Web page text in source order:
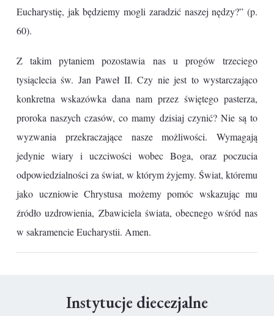
Eucharystię, jak będziemy mogli zaradzić naszej nędzy?” (p.
60).
Z takim pytaniem pozostawia nas u progów trzeciego
tysiąclecia św. Jan Paweł II. Czy nie jest to wystarczająco
konkretna wskazówka dana nam przez świętego pasterza,
proroka naszych czasów, co mamy dzisiaj czynić? Nie są to
wyzwania przekraczające nasze możliwości. Wymagają
jedynie wiary i uczciwości wobec Boga, oraz poczucia
odpowiedzialności za świat, w którym żyjemy. Świat, któremu
jako uczniowie Chrystusa możemy pomóc wskazując mu
źródło uzdrowienia, Zbawiciela świata, obecnego wśród nas
w sakramencie Eucharystii. Amen.
Instytucje diecezjalne